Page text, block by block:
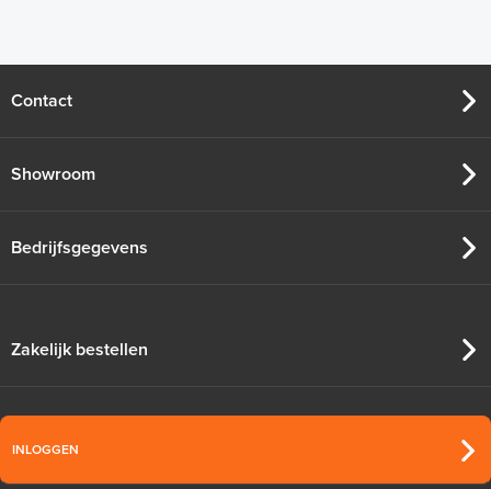
Contact
Showroom
Bedrijfsgegevens
Zakelijk bestellen
INLOGGEN